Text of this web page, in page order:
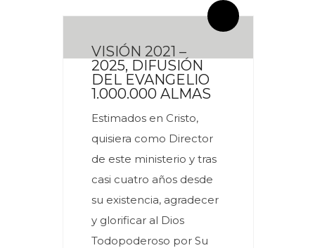
VISIÓN 2021 –
2025, DIFUSIÓN
DEL EVANGELIO
1.000.000 ALMAS
Estimados en Cristo,
quisiera como Director
de este ministerio y tras
casi cuatro años desde
su existencia, agradecer
y glorificar al Dios
Todopoderoso por Su